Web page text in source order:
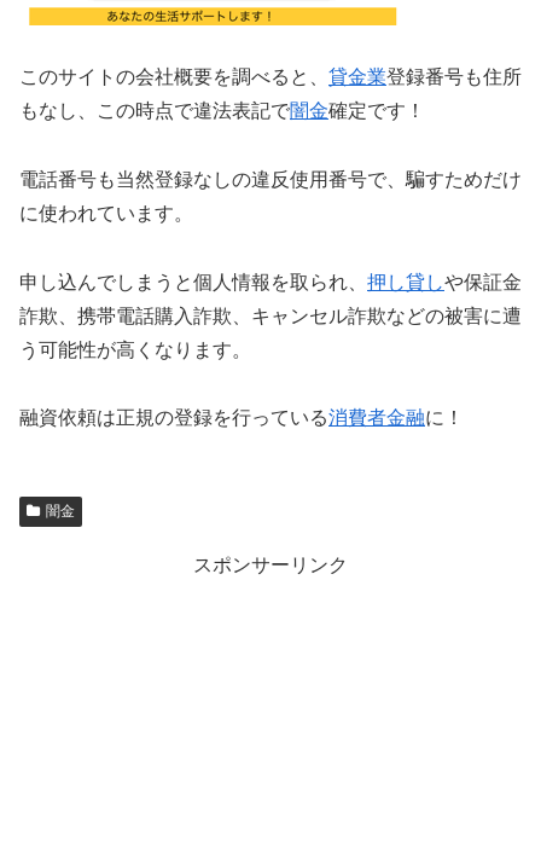
このサイトの会社概要を調べると、 貸金業登録番号も住所
もなし、この時点で違法表記で闇金確定です！
電話番号も当然登録なしの違反使用番号で、騙すためだけ
に使われています。
申し込んでしまうと個人情報を取られ、 押し貸しや保証金
詐欺、携帯電話購入詐欺、キャンセル詐欺などの被害に遭
う可能性が高くなります。
融資依頼は正規の登録を行っている消費者金融に！
闇金
スポンサーリンク